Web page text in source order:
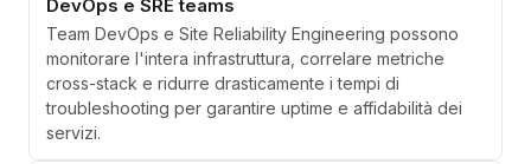
DevOps e SRE teams
Team DevOps e Site Reliability Engineering possono
monitorare l'intera infrastruttura, correlare metriche
cross-stack e ridurre drasticamente i tempi di
troubleshooting per garantire uptime e affidabilità dei
servizi.